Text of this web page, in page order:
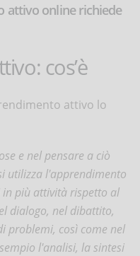
attivo online richiede
cos’è
attivo lo
e nel pensare a ciò
utilizza l'apprendimento
più attività rispetto al
dialogo, nel dibattito,
problemi, così come nel
l'analisi, la sintesi